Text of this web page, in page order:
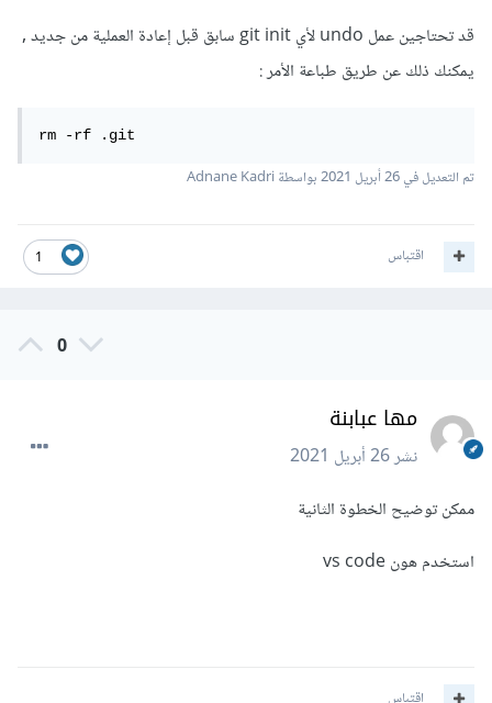
قد تحتاجين عمل undo ﻷي git init سابق قبل إعادة العملية من جديد ,
يمكنك ذلك عن طريق طباعة الأمر :
rm -rf .git
تم التعديل في26 أبريل 2021 بواسطة Adnane Kadri
1 اقتباس
0
مها عبابنة
نشر26 أبريل 2021
ممكن توضيح الخطوة الثانية
استخدم هون vs code